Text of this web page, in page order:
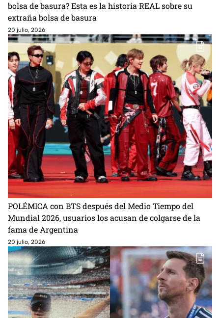
bolsa de basura? Esta es la historia REAL sobre su
extraña bolsa de basura
20 julio, 2026
POLÉMICA con BTS después del Medio Tiempo del
Mundial 2026, usuarios los acusan de colgarse de la
fama de Argentina
20 julio, 2026